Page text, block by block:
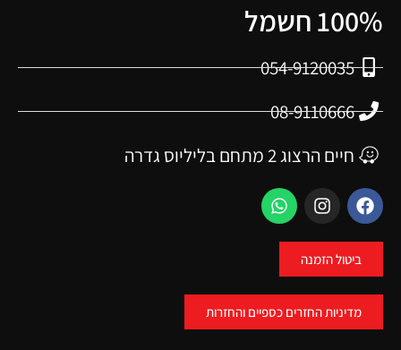
100% חשמל
054-9120035
08-9110666
חיים הרצוג 2 מתחם בליליוס גדרה
ביטול הזמנה
מדיניות החזרים כספיים והחזרות